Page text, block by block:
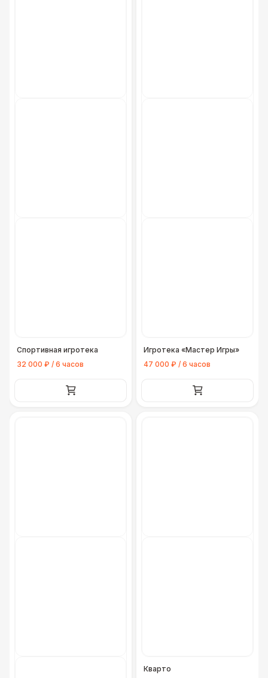
Спортивная игротека
32 000 ₽ / 6 часов
Игротека «Мастер Игры»
47 000 ₽ / 6 часов
Кварто